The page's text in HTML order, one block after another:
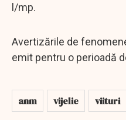
l/mp.
Avertizările de
emit pentru o perioadă
anm vijelie viituri